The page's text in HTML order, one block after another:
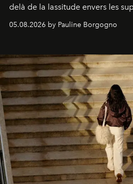
delà de la lassitude envers les
personnages continuent de
05.08.2026 by Pauline Borgogno